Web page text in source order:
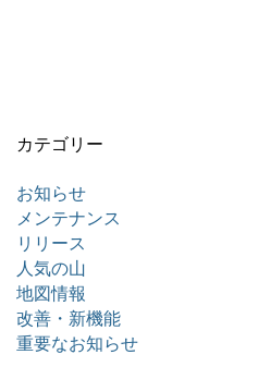
カテゴリー
お知らせ
メンテナンス
リリース
人気の山
地図情報
改善・新機能
重要なお知らせ